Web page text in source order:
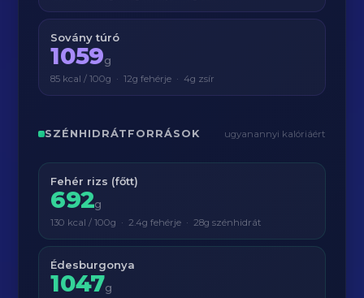
Sovány túró
1059g
85 kcal / 100g · 12g fehérje · 4g zsír
SZÉNHIDRÁTFORRÁSOK ugyanannyi kalóriáért
Fehér rizs (főtt)
692g
130 kcal / 100g · 2.4g fehérje · 28g szénhidrát
Édesburgonya
1047g